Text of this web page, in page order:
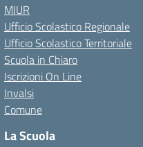
MIUR
Ufficio Scolastico Regionale
Ufficio Scolastico Territoriale
Scuola in Chiaro
Iscrizioni On Line
Invalsi
Comune
La Scuola